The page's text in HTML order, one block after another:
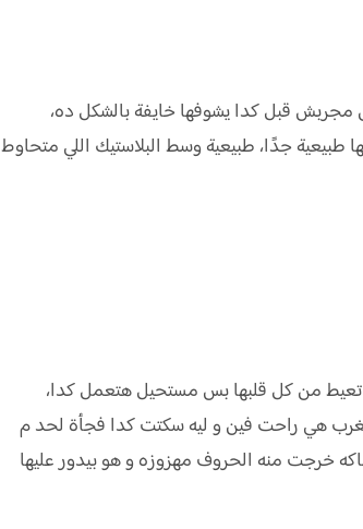
قبل كدا يشوفها خايفة بالشكل ده،
جدًا، طبيعية وسط البلاستيك اللي متحاوط
تعيط من كل قلبها بس مستحيل هتعمل كدا،
هي راحت فين و ليه سكتت كدا فجأة لحد م
خرجت منه الحروف مهزوزه و هو بيدور عليها